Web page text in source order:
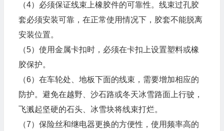
（4）必须保证线束上橡胶件的可靠性。线束过孔胶
套必须安装可靠，在正常使用情况下，胶套不能脱离
安装位置。
（5）使用金属卡扣时，必须在卡扣上设置塑料或橡
胶保护。
（6）在车轮处、地板下面的线束，需要增加相应的
防护。避免在越野、沙石路或冬天冰雪路面上行驶，
飞溅起坚硬的石头、冰雪块将线束打烂。
（7）保险丝和继电器更换的方便性，使用频率高的